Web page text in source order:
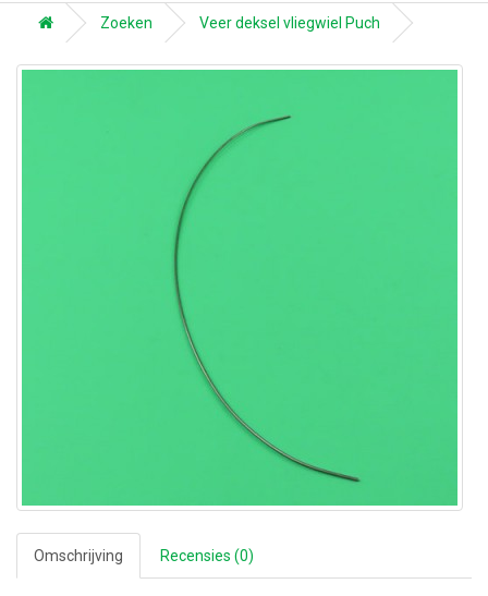
Zoeken Veer deksel vliegwiel Puch
Omschrijving Recensies (0)